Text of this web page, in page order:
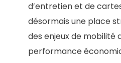
d’entretien et de
désormais une place
des enjeux de mobilité
performance